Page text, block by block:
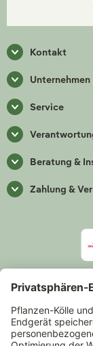
Kontakt
Unternehmen
Service
Beratung &
Zahlung &